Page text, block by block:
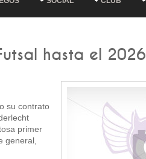
hasta el 2026
su contrato
primer
general,